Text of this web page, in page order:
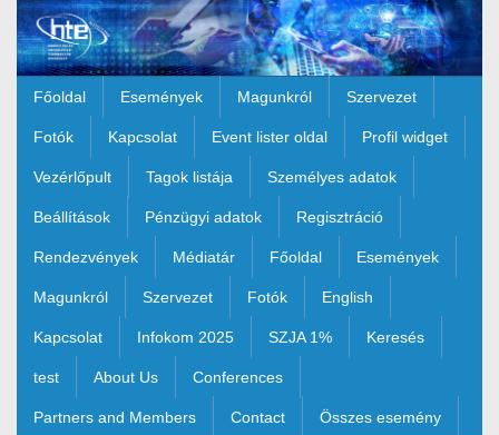
Ugrás a fő tartalomhoz
Főoldal Események Magunkról Szervezet
Fotók Kapcsolat Event lister oldal Profil widget
Vezérlőpult Tagok listája Személyes adatok
Beállítások Pénzügyi adatok Regisztráció
Rendezvények Médiatár Főoldal Események
Magunkról Szervezet Fotók English
Kapcsolat Infokom 2025 SZJA 1% Keresés
test About Us Conferences
Partners and Members Contact Összes esemény